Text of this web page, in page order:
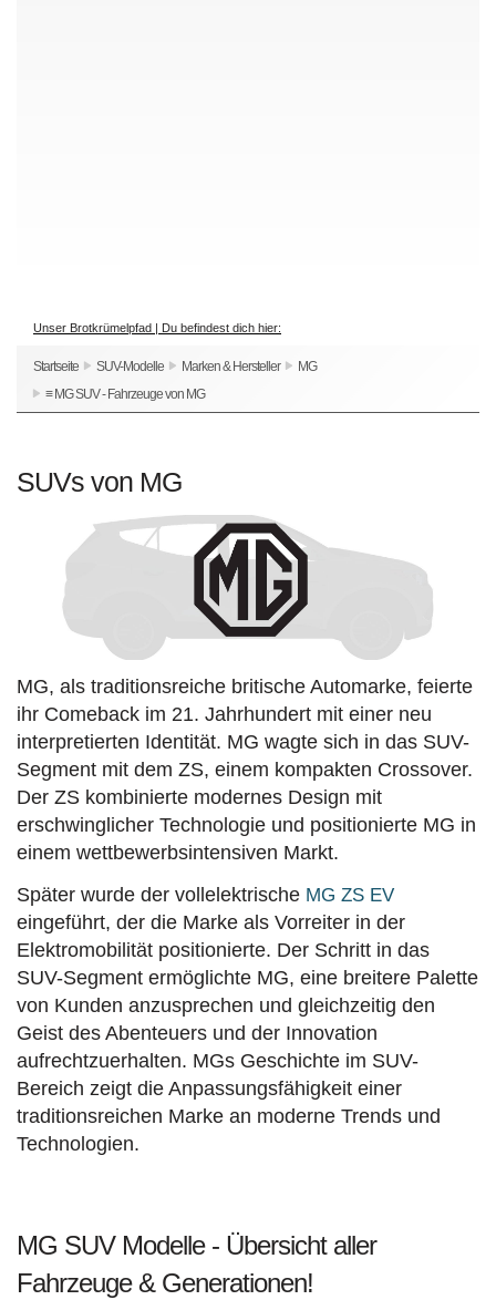
Unser Brotkrümelpfad | Du befindest dich hier:
Startseite SUV-Modelle Marken & Hersteller
MG
≡ MG SUV - Fahrzeuge von MG
SUVs von MG
MG, als traditionsreiche britische Automarke, feierte
ihr Comeback im 21. Jahrhundert mit einer neu
interpretierten Identität. MG wagte sich in das SUV-
Segment mit dem ZS, einem kompakten Crossover.
Der ZS kombinierte modernes Design mit
erschwinglicher Technologie und positionierte MG in
einem wettbewerbsintensiven Markt.
Später wurde der vollelektrische MG ZS EV
eingeführt, der die Marke als Vorreiter in der
Elektromobilität positionierte. Der Schritt in das
SUV-Segment ermöglichte MG, eine breitere Palette
von Kunden anzusprechen und gleichzeitig den
Geist des Abenteuers und der Innovation
aufrechtzuerhalten. MGs Geschichte im SUV-
Bereich zeigt die Anpassungsfähigkeit einer
traditionsreichen Marke an moderne Trends und
Technologien.
MG SUV Modelle - Übersicht aller
Fahrzeuge & Generationen!